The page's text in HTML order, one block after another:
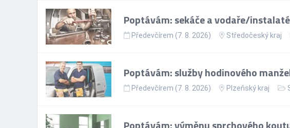
Poptávám: sekáče a vodaře/
Předevčírem (7. 8. 2026) Středočeský kraj
Poptávám: služby hodinového
Předevčírem (7. 8. 2026) Plzeňský kraj